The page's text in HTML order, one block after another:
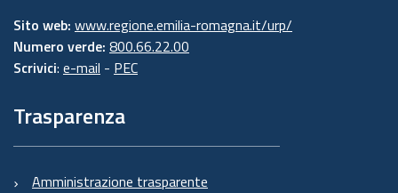
Sito web: www.regione.emilia-romagna.it/urp/
Numero verde: 800.66.22.00
Scrivici: e-mail - PEC
Trasparenza
Amministrazione trasparente